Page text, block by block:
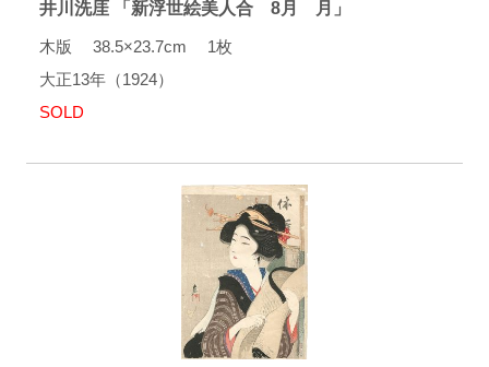
井川洗厓 「新浮世絵美人合 8月 月」
木版 38.5×23.7cm 1枚
大正13年（1924）
SOLD